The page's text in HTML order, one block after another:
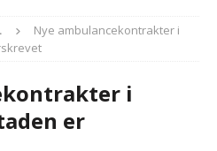
Nye ambulancekontrakter i
i
er